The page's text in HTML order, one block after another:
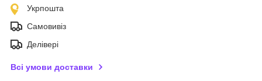
Укрпошта
Самовивіз
Делівері
Всі умови доставки